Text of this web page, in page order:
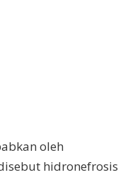
oleh
hidronefrosis